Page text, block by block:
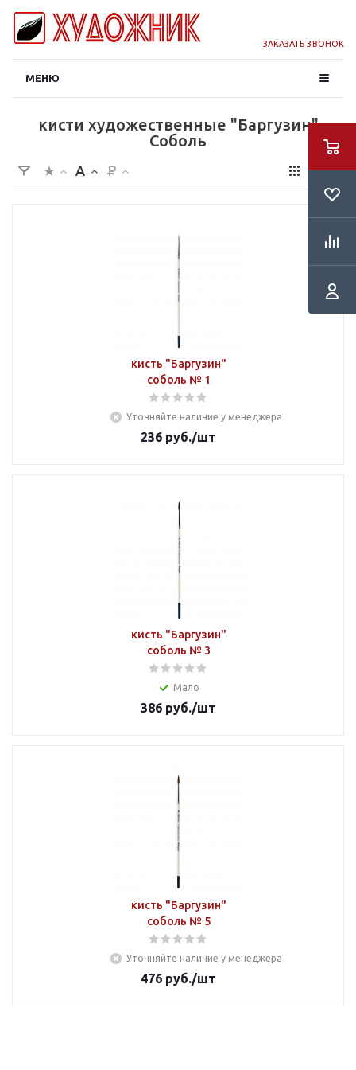
ЗАКАЗАТЬ ЗВОНОК
МЕНЮ
кисти художественные "Баргузин"
Соболь
кисть "Баргузин"
соболь № 1
Уточняйте наличие у менеджера
236 руб./шт
кисть "Баргузин"
соболь № 3
Мало
386 руб./шт
кисть "Баргузин"
соболь № 5
Уточняйте наличие у менеджера
476 руб./шт